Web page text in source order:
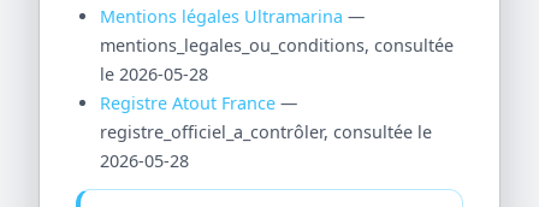
Mentions légales Ultramarina —
mentions_legales_ou_conditions, consultée
le 2026-05-28
Registre Atout France—
registre_officiel_a_contrôler, consultée le
2026-05-28